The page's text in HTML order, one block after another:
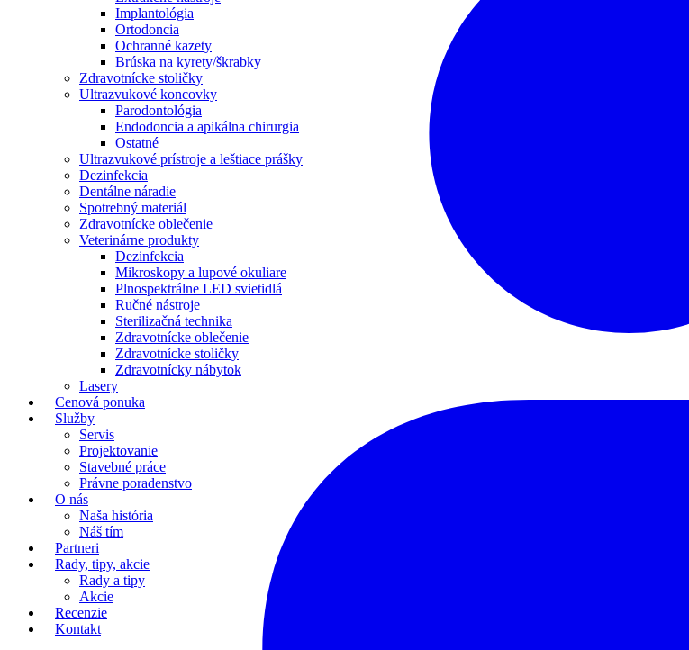
Implantológia
Ortodoncia
Ochranné kazety
Brúska na kyrety/škrabky
Zdravotnícke stoličky
Ultrazvukové koncovky
Parodontológia
Endodoncia a apikálna chirurgia
Ostatné
Ultrazvukové prístroje a leštiace prášky
Dezinfekcia
Dentálne náradie
Spotrebný materiál
Zdravotnícke oblečenie
Veterinárne produkty
Dezinfekcia
Mikroskopy a lupové okuliare
Plnospektrálne LED svietidlá
Ručné nástroje
Sterilizačná technika
Zdravotnícke oblečenie
Zdravotnícke stoličky
Zdravotnícky nábytok
Lasery
Cenová ponuka
Služby
Servis
Projektovanie
Stavebné práce
Právne poradenstvo
O nás
Naša história
Náš tím
Partneri
Rady, tipy, akcie
Rady a tipy
Akcie
Recenzie
Kontakt